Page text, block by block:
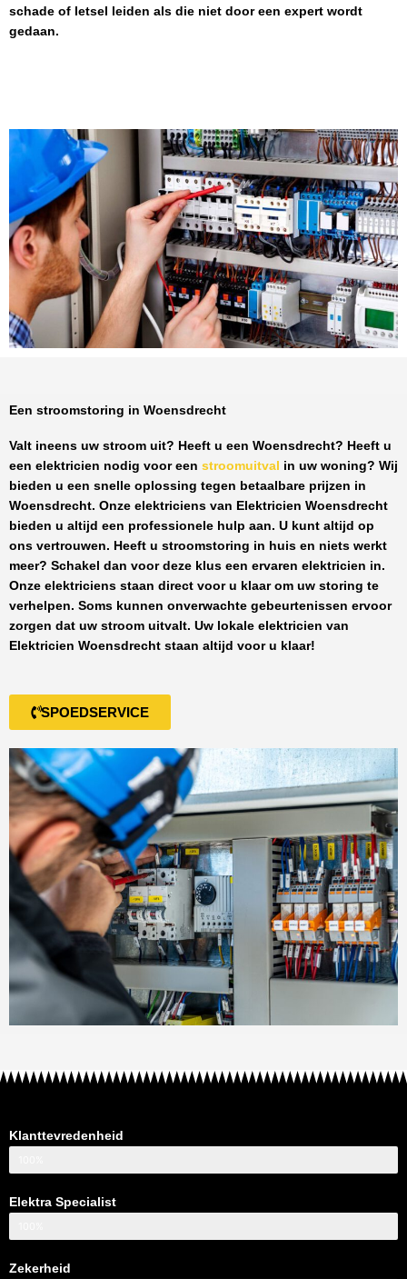
schade of letsel leiden als die niet door een expert wordt
gedaan.
Een stroomstoring in Woensdrecht
Valt ineens uw stroom uit? Heeft u een Woensdrecht? Heeft u
een elektricien nodig voor een stroomuitval in uw woning? Wij
bieden u een snelle oplossing tegen betaalbare prijzen in
Woensdrecht. Onze elektriciens van Elektricien Woensdrecht
bieden u altijd een professionele hulp aan. U kunt altijd op
ons vertrouwen. Heeft u stroomstoring in huis en niets werkt
meer? Schakel dan voor deze klus een ervaren elektricien in.
Onze elektriciens staan direct voor u klaar om uw storing te
verhelpen. Soms kunnen onverwachte gebeurtenissen ervoor
zorgen dat uw stroom uitvalt. Uw lokale elektricien van
Elektricien Woensdrecht staan altijd voor u klaar!
SPOEDSERVICE
Klanttevredenheid
Elektra Specialist
Zekerheid